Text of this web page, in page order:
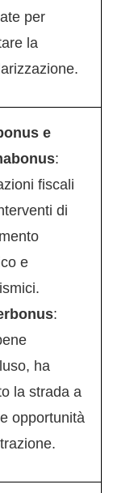
per
la
e
:
fiscali
di
e
:
ha
la strada a
opportunità